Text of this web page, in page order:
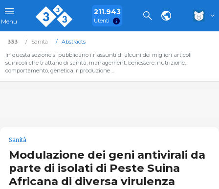
Menu
211.943
Utenti
333 Sanità
Abstracts
In questa sezione si pubblicano i riassunti di alcuni dei migliori articoli
suinicoli che trattano di sanità, management, benessere, nutrizione,
comportamento, genetica, riproduzione ...
Sanità
Modulazione dei geni antivirali da
parte di isolati di Peste Suina
Africana di diversa virulenza